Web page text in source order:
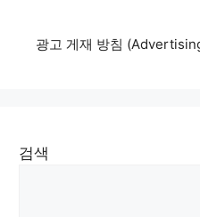
광고 게재 방침
검색